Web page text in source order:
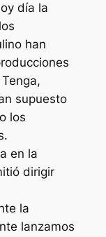
día la
han
supuesto
los
en la
dirigir
la
lanzamos